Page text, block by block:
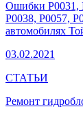
Ошибки P0031,
P0038, P0057,
автомобилях
03.02.2021
СТАТЬИ
Ремонт